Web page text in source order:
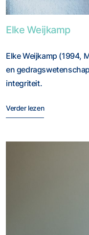
Elke Weijkamp
Elke Weijkamp (1994,
en
integriteit.
Verder lezen